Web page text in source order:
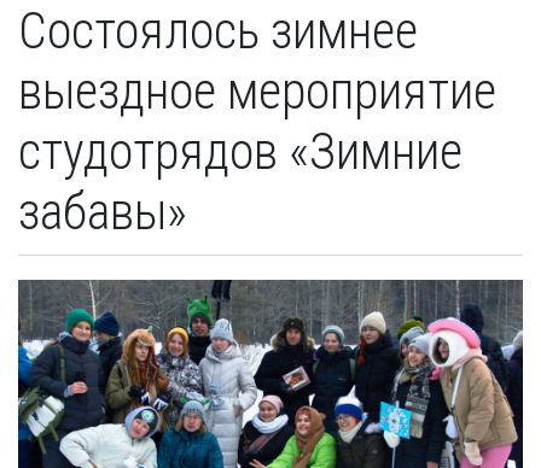
Состоялось зимнее
выездное мероприятие
студотрядов «Зимние
забавы»